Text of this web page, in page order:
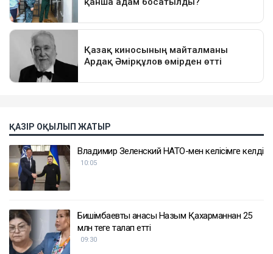
ҚАЗІР ОҚЫЛЫП ЖАТЫР
Владимир Зеленский НАТО-мен келісімге келді
10:05
Бишімбаевтың анасы Назым Қахарманнан 25
млн теңге талап етті
09:30